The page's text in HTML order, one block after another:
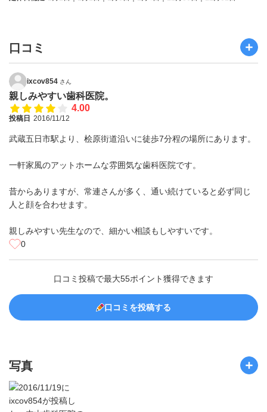
口コミ
ixcov854 さん
親しみやすい歯科医院。
4.00
投稿日 2016/11/12
武蔵五日市駅より、桧原街道沿いに徒歩7分程の場所にあります。
一軒家風のアットホームな雰囲気な歯科医院です。
昔からありますが、常連さんが多く、通い続けていると必ず同じ
人と顔を合わせます。
親しみやすい先生なので、細かい相談もしやすいです。
0
口コミ投稿で最大55ポイント獲得できます
口コミを投稿する
写真